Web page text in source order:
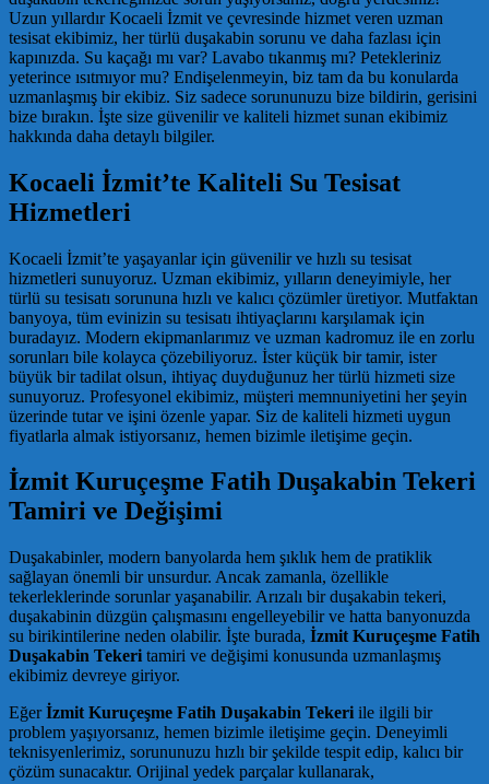
Uzun yıllardır Kocaeli İzmit ve çevresinde hizmet veren uzman
tesisat ekibimiz, her türlü duşakabin sorunu ve daha fazlası için
kapınızda. Su kaçağı mı var? Lavabo tıkanmış mı? Petekleriniz
yeterince ısıtmıyor mu? Endişelenmeyin, biz tam da bu konularda
uzmanlaşmış bir ekibiz. Siz sadece sorununuzu bize bildirin, gerisini
bize bırakın. İşte size güvenilir ve kaliteli hizmet sunan ekibimiz
hakkında daha detaylı bilgiler.
Kocaeli İzmit’te Kaliteli Su Tesisat
Hizmetleri
Kocaeli İzmit’te yaşayanlar için güvenilir ve hızlı su tesisat
hizmetleri sunuyoruz. Uzman ekibimiz, yılların deneyimiyle, her
türlü su tesisatı sorununa hızlı ve kalıcı çözümler üretiyor. Mutfaktan
banyoya, tüm evinizin su tesisatı ihtiyaçlarını karşılamak için
buradayız. Modern ekipmanlarımız ve uzman kadromuz ile en zorlu
sorunları bile kolayca çözebiliyoruz. İster küçük bir tamir, ister
büyük bir tadilat olsun, ihtiyaç duyduğunuz her türlü hizmeti size
sunuyoruz. Profesyonel ekibimiz, müşteri memnuniyetini her şeyin
üzerinde tutar ve işini özenle yapar. Siz de kaliteli hizmeti uygun
fiyatlarla almak istiyorsanız, hemen bizimle iletişime geçin.
İzmit Kuruçeşme Fatih Duşakabin Tekeri
Tamiri ve Değişimi
Duşakabinler, modern banyolarda hem şıklık hem de pratiklik
sağlayan önemli bir unsurdur. Ancak zamanla, özellikle
tekerleklerinde sorunlar yaşanabilir. Arızalı bir duşakabin tekeri,
duşakabinin düzgün çalışmasını engelleyebilir ve hatta banyonuzda
su birikintilerine neden olabilir. İşte burada, İzmit Kuruçeşme Fatih
Duşakabin Tekeri tamiri ve değişimi konusunda uzmanlaşmış
ekibimiz devreye giriyor.
Eğerİzmit Kuruçeşme Fatih Duşakabin Tekeri ile ilgili bir
problem yaşıyorsanız, hemen bizimle iletişime geçin. Deneyimli
teknisyenlerimiz, sorununuzu hızlı bir şekilde tespit edip, kalıcı bir
çözüm sunacaktır. Orijinal yedek parçalar kullanarak,